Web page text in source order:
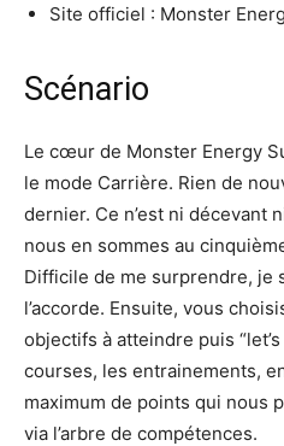
Site officiel : Monster
Scénario
Le cœur de Monster Energy
le mode Carrière. Rien de
dernier. Ce n’est ni décevant
nous en sommes au
Difficile de me surprendre, je
l’accorde. Ensuite, vous
objectifs à atteindre puis
courses, les entrainements,
maximum de points qui nous
via l’arbre de compétences.